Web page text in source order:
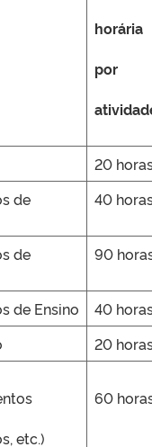
horária
por
20
de
40
de
90
de Ensino
40
20
etc.)
60